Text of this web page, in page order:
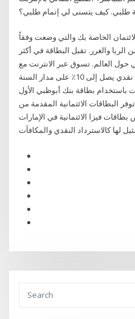
طلبي. كيف يتسنى لي إتمام طلبي؟
الخاصة بك والتي وضعت وفقاً
الربا والغرر. تقبل البطاقة في أكثر
موقعاً وفي 130 بلداً في حول العالم. تسوق عبر الانترنت مع
شوب سمارت احصل على استرداد نقدي يصل إلى 10٪ على مدار السنة
باستخدام بطاقة بنك أبوظبي الأول
توفر البطاقات الائتمانية المقدمة من
فيزا الائتمانية في الإمارات